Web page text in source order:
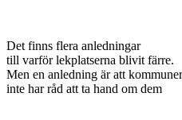
Det finns flera anledningar
till varför lekplatserna blivit färre.
Men en anledning är att
inte har råd att ta hand om dem